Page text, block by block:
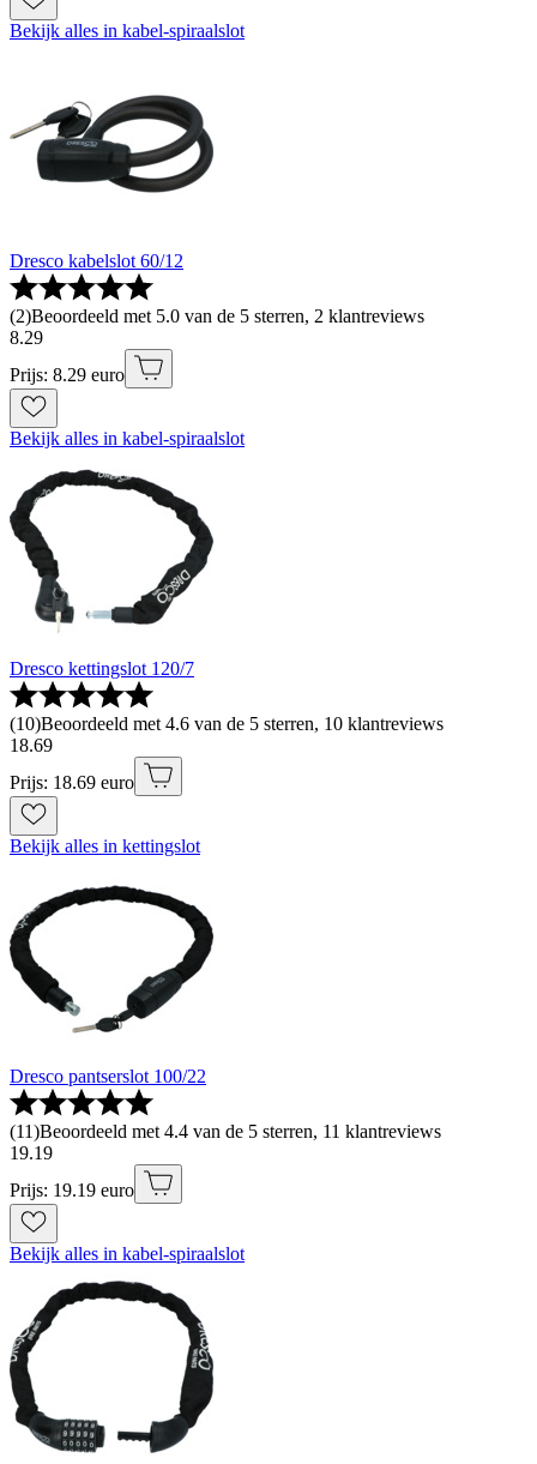
Bekijk alles in kabel-spiraalslot
Dresco kabelslot 60/12
(2)Beoordeeld met 5.0 van de 5 sterren, 2 klantreviews
8.29
Prijs: 8.29 euro
Bekijk alles in kabel-spiraalslot
Dresco kettingslot 120/7
(10)Beoordeeld met 4.6 van de 5 sterren, 10 klantreviews
18.69
Prijs: 18.69 euro
Bekijk alles in kettingslot
Dresco pantserslot 100/22
(11)Beoordeeld met 4.4 van de 5 sterren, 11 klantreviews
19.19
Prijs: 19.19 euro
Bekijk alles in kabel-spiraalslot